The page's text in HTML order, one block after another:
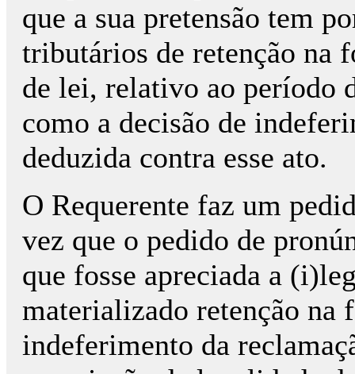
que a sua pretensão tem
tributários de retenção na
de lei, relativo ao período
como a decisão de
deduzida contra esse ato.
O Requerente faz um
vez que o pedido de
que fosse apreciada a
materializado retenção na
indeferimento da